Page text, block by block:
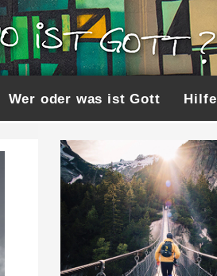
Wer oder was ist Gott Hilfe